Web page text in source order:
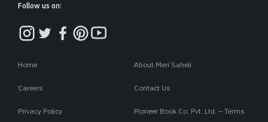
Follow us on:
Home About Meri Saheli
Careers Contact Us
Privacy Policy
Pioneer Book Co. Pvt. Ltd. – Terms